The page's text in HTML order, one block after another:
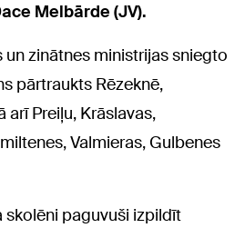
Melbārde (JV).
zinātnes ministrijas sniegto
pārtraukts Rēzeknē,
arī Preiļu, Krāslavas,
Valmieras, Gulbenes
skolēni paguvuši izpildīt